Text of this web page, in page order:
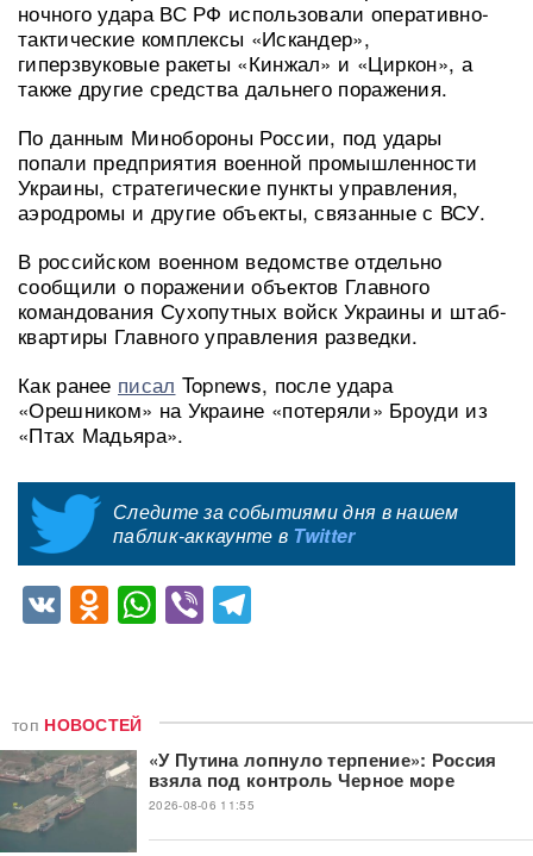
ночного удара ВС РФ использовали оперативно-
тактические комплексы «Искандер»,
гиперзвуковые ракеты «Кинжал» и «Циркон», а
также другие средства дальнего поражения.
По данным Минобороны России, под удары
попали предприятия военной промышленности
Украины, стратегические пункты управления,
аэродромы и другие объекты, связанные с ВСУ.
В российском военном ведомстве отдельно
сообщили о поражении объектов Главного
командования Сухопутных войск Украины и штаб-
квартиры Главного управления разведки.
Как ранее писал Topnews, после удара
«Орешником» на Украине «потеряли» Броуди из
«Птах Мадьяра».
Следите за событиями дня в нашем
паблик-аккаунте в Twitter
VKOdnoklassniki
WhatsApp
Viber
топ НОВОСТЕЙ
«У Путина лопнуло терпение»: Россия
взяла под контроль Черное море
2026-08-06 11:55